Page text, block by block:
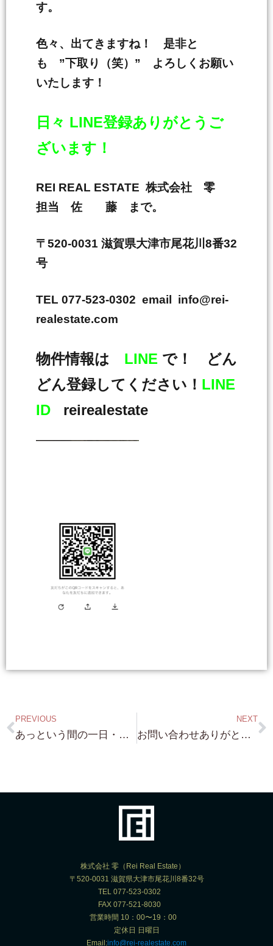
す。
色々、出てきますね！ 是非と
も ”下取り（笑）” よろしくお願い
いたします！
日々 LINE登録ありがとうご
ざいます！
REI REAL ESTATE 株式会社 零
担当 佐 藤 まで。
〒520-0031 滋賀県大津市尾花川8番32
号
TEL 077-523-0302 email info@rei-
realestate.com
物件情報は LINE で！ どん
どん登録してください！ LINE
ID reirealestate
PREVIOUS
あっという間の一日・・毎日同じ景色をみているんですが・・気になって走ってしまうんですね・・琵琶湖浜付き物件探し（笑）
NEXT
お問い合わせありがとうございます！京都市 K 様 琵琶湖浜付き 保養所物件 バッチリなの ご紹介致しますので よろしくお願いします！
株式会社 零（Rei Real Estate）
〒520-0031 滋賀県大津市尾花川8番32号
TEL 077-523-0302
FAX 077-521-8030
営業時間 10：00〜19：00
定休日 日曜日
Email:info@rei-realestate.com